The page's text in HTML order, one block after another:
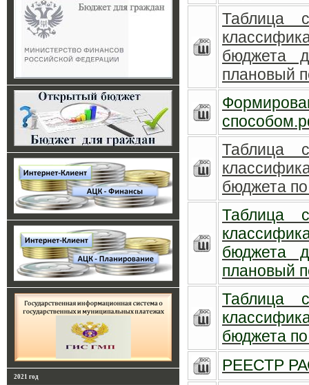
2021 год
Таблица
бюджета
плановый
Таблица
бюджета
Таблица
бюджета
плановый
Таблица
бюджета
РЕЕСТР